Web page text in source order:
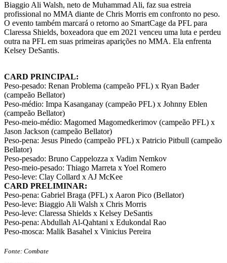
Biaggio Ali Walsh, neto de Muhammad Ali, faz sua estreia
profissional no MMA diante de Chris Morris em confronto no peso.
O evento também marcará o retorno ao SmartCage da PFL para
Claressa Shields, boxeadora que em 2021 venceu uma luta e perdeu
outra na PFL em suas primeiras aparições no MMA. Ela enfrenta
Kelsey DeSantis.
CARD PRINCIPAL:
Peso-pesado: Renan Problema (campeão PFL) x Ryan Bader
(campeão Bellator)
Peso-médio: Impa Kasanganay (campeão PFL) x Johnny Eblen
(campeão Bellator)
Peso-meio-médio: Magomed Magomedkerimov (campeão PFL) x
Jason Jackson (campeão Bellator)
Peso-pena: Jesus Pinedo (campeão PFL) x Patricio Pitbull (campeão
Bellator)
Peso-pesado: Bruno Cappelozza x Vadim Nemkov
Peso-meio-pesado: Thiago Marreta x Yoel Romero
Peso-leve: Clay Collard x AJ McKee
CARD PRELIMINAR:
Peso-pena: Gabriel Braga (PFL) x Aaron Pico (Bellator)
Peso-leve: Biaggio Ali Walsh x Chris Morris
Peso-leve: Claressa Shields x Kelsey DeSantis
Peso-pena: Abdullah Al-Qahtani x Edukondal Rao
Peso-mosca: Malik Basahel x Vinicius Pereira
Fonte: Combate